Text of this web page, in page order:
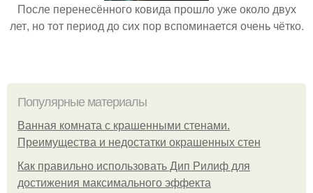
После перенесённого ковида прошло уже около двух
лет, но тот период до сих пор вспоминается очень чётко.
Популярные материалы
Ванная комната с крашенными стенами.
Преимущества и недостатки окрашенных стен
Как правильно использовать Дип Рилиф для
достижения максимального эффекта